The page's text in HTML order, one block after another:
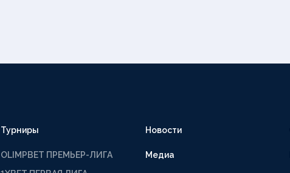
Турниры
OLIMPBET ПРЕМЬЕР-ЛИГА
Новости
Медиа